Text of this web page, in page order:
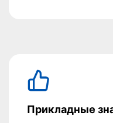
Прикладные